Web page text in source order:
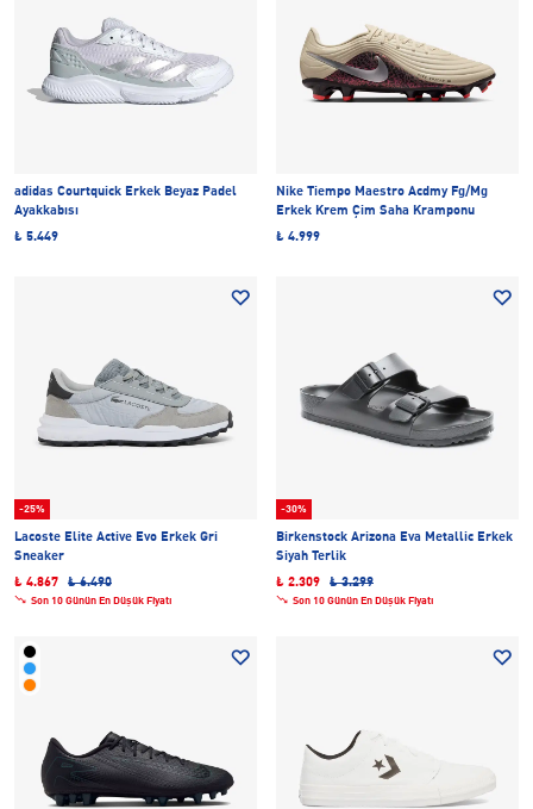
adidas Courtquick Erkek Beyaz Padel
Ayakkabısı
₺ 5.449
Nike Tiempo Maestro Acdmy Fg/Mg
Erkek Krem Çim Saha Kramponu
₺ 4.999
-25%
Lacoste Elite Active Evo Erkek Gri
Sneaker
₺ 4.867
₺ 6.490
Son 10 Günün En Düşük Fiyatı
-30%
Birkenstock Arizona Eva Metallic Erkek
Siyah Terlik
₺ 2.309
₺ 3.299
Son 10 Günün En Düşük Fiyatı